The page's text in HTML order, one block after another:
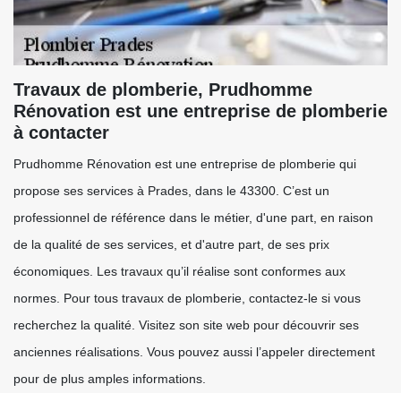
Travaux de plomberie, Prudhomme
Rénovation est une entreprise de plomberie
à contacter
Prudhomme Rénovation est une entreprise de plomberie qui
propose ses services à Prades, dans le 43300. C’est un
professionnel de référence dans le métier, d'une part, en raison
de la qualité de ses services, et d'autre part, de ses prix
économiques. Les travaux qu’il réalise sont conformes aux
normes. Pour tous travaux de plomberie, contactez-le si vous
recherchez la qualité. Visitez son site web pour découvrir ses
anciennes réalisations. Vous pouvez aussi l’appeler directement
pour de plus amples informations.